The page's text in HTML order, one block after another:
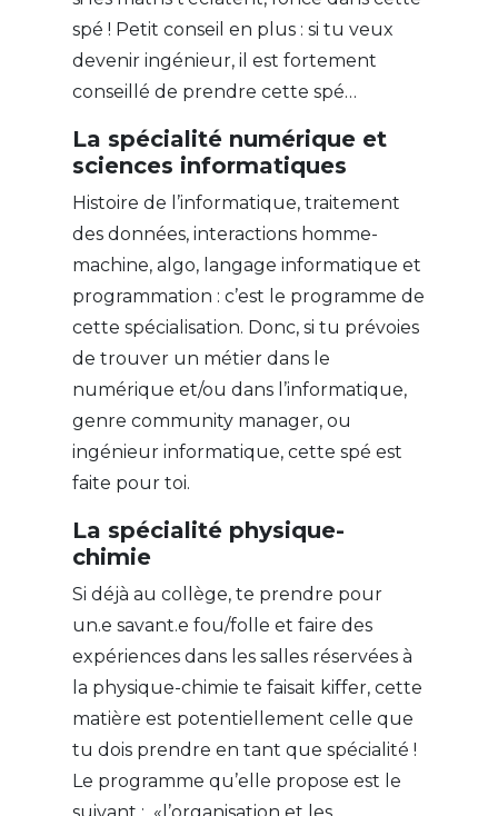
spé ! Petit conseil en plus : si tu veux
devenir ingénieur, il est fortement
conseillé de prendre cette spé…
La spécialité numérique et
sciences informatiques
Histoire de l’informatique, traitement
des données, interactions homme-
machine, algo, langage informatique et
programmation : c’est le programme de
cette spécialisation. Donc, si tu prévoies
de trouver un métier dans le
numérique et/ou dans l’informatique,
genre community manager, ou
ingénieur informatique, cette spé est
faite pour toi.
La spécialité physique-
chimie
Si déjà au collège, te prendre pour
un.e savant.e fou/folle et faire des
expériences dans les salles réservées à
la physique-chimie te faisait kiffer, cette
matière est potentiellement celle que
tu dois prendre en tant que spécialité !
Le programme qu’elle propose est le